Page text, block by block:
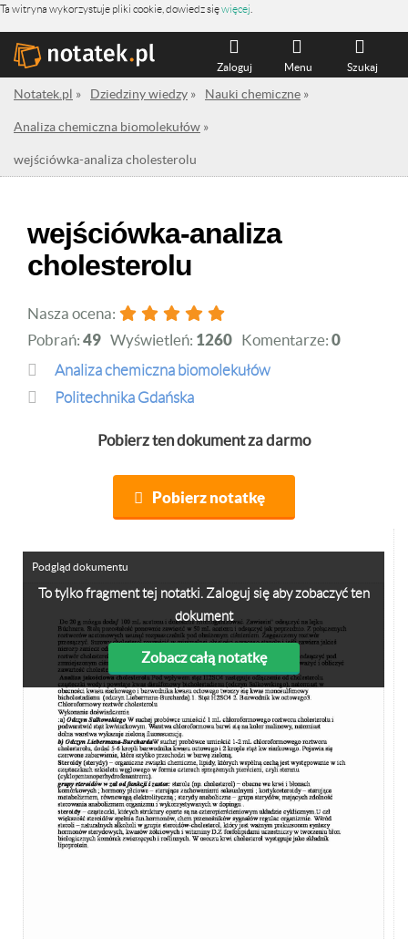
Ta witryna wykorzystuje pliki cookie, dowiedz sięwięcej
Szukaj
Menu
Zaloguj
Notatek.pl » Dziedziny wiedzy » Nauki chemiczne »
Analiza chemiczna biomolekułów »
wejściówka-analiza cholesterolu
wejściówka-analiza
cholesterolu
Nasza ocena:
Pobrań: 49 Wyświetleń: 1260 Komentarze: 0
Analiza chemiczna biomolekułów
Politechnika Gdańska
Pobierz ten dokument za darmo
Pobierz notatkę
To tylko fragment tej notatki. Zaloguj się aby zobaczyć ten
dokument
Zobacz całą notatkę
Podgląd dokumentu